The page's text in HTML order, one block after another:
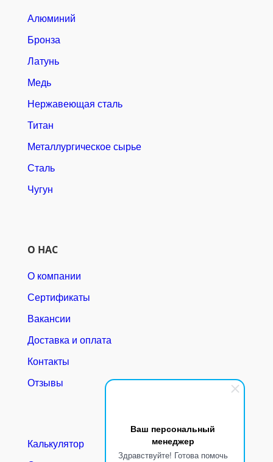
Ваш персональный
менеджер
Здравствуйте! Готова помочь
Алюминий
Бронза
Латунь
Медь
Нержавеющая сталь
Титан
Металлургическое сырье
Сталь
Чугун
О НАС
О компании
Сертификаты
Вакансии
Доставка и оплата
Контакты
Отзывы
Калькулятор